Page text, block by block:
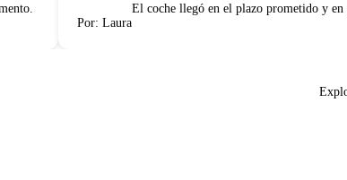
El coche llegó en el plazo prometido y en
Por: Laura